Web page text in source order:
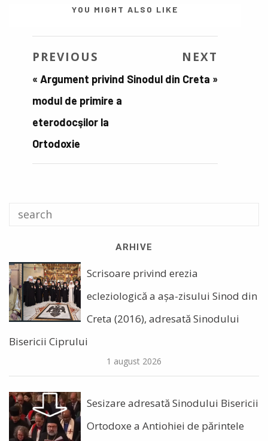
YOU MIGHT ALSO LIKE
PREVIOUS
« Argument privind
modul de primire a
eterodocşilor la
Ortodoxie
NEXT
Sinodul din Creta »
ARHIVE
Scrisoare privind erezia
ecleziologică a așa-zisului Sinod din
Creta (2016), adresată Sinodului
Bisericii Ciprului
1 august 2026
Sesizare adresată Sinodului Bisericii
Ortodoxe a Antiohiei de părintele